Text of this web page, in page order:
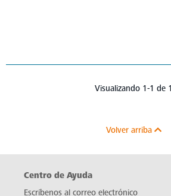
Visualizando 1-1 de 1
Volver arriba
Centro de Ayuda
Escríbenos al correo electrónico